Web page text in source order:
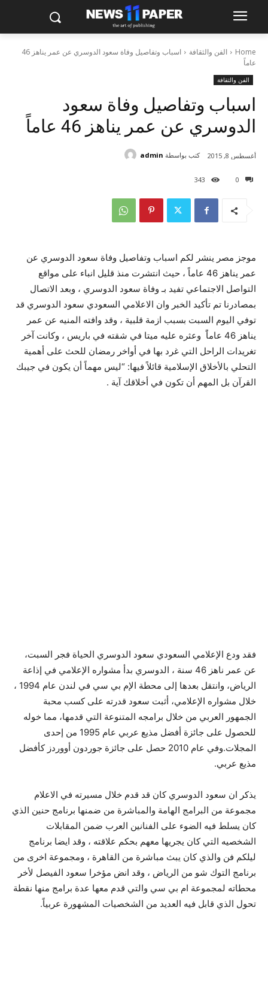
Home الفن والثقافة
اسباب وتفاصيل وفاة سعود الدوسري عن عمر يناهز 46
عاماً
الفن والثقافة
اسباب وتفاصيل وفاة سعود
الدوسري عن عمر يناهز 46 عاماً
0
343
أغسطس 8, 2015 كتب بواسطة admin
موجز مصر ينشر لكم اسباب وتفاصيل وفاة سعود الدوسري عن
عمر يناهز 46 عاماً ، حيث انتشرت منذ قليل انباء على مواقع
التواصل الاجتماعي تفيد بـ وفاة سعود الدوسري ، وبعد الاتصال
بمصادرنا تم تأكيد الخبر وان الاعلامي السعودي سعود الدوسري قد
توفي اليوم السبت بسبب ازمة قلبية ، وقد وافته المنيه عن عمر
يناهز 46 عاماًَ وعثره عليه ميتا في شقته في باريس ، وكانت آخر
تغريدات الراحل التي غرد بها في أواخر رمضان للحث على أهمية
التحلي بالأخلاق الإسلامية قائلاً فيها: “ليس مهماً أن يكون في جيبك
القرآن بل المهم أن تكون في أخلاقك آية .
فقد ودع الإعلامي السعودي سعود الدوسري الحياة فجر السبت،
عن عمر ناهز 46 سنة ، الدوسري بدأ مشواره الإعلامي في إذاعة
الرياض، وانتقل بعدها إلى محطة الإم بي سي في لندن عام 1994 ،
خلال مشواره الإعلامي، أثبت سعود قدرته على كسب محبة
الجمهور العربي من خلال برامجه المتنوعة التي قدمها، مما خوله
للحصول على جائزة أفضل مذيع عربي عام 1995 من إحدى
المجلات.وفي عام 2010 حصل على جائزة جوردون أووردز كأفضل
مذيع عربي.
يذكر ان سعود الدوسري كان قد قدم خلال مسيرته في الاعلام
مجموعة من البرامج الهامة والمباشرة من ضمنها برنامج حنين الذي
كان يسلط فيه الضوء على الفنانين العرب ضمن المقابلات
الشخصيه التي كان يجريها معهم بحكم علاقته ، وقد ايضا برنامج
ليلكم فن والذي كان يبث مباشرة من القاهرة ، ومجموعة اخرى من
برنامج التوك شو من الرياض ، وقد انض مؤخرا سعود الفيصل لأخر
محطاته لمجموعة ام بي سي والتي قدم معها عدة برامج منها نقطة
تحول الذي قابل فيه العديد من الشخصيات المشهورة عربياً.